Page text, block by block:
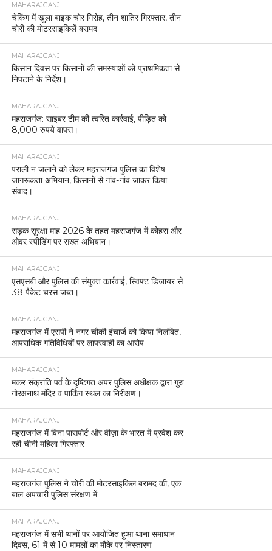
MAHARAJGANJ
चेकिंग में खुला बाइक चोर गिरोह, तीन शातिर गिरफ्तार, तीन
चोरी की मोटरसाइकिलें बरामद
MAHARAJGANJ
किसान दिवस पर किसानों की समस्याओं को प्राथमिकता से
निपटाने के निर्देश।
MAHARAJGANJ
महराजगंज: साइबर टीम की त्वरित कार्रवाई, पीड़ित को
8,000 रुपये वापस।
MAHARAJGANJ
पराली न जलाने को लेकर महराजगंज पुलिस का विशेष
जागरूकता अभियान, किसानों से गांव-गांव जाकर किया
संवाद।
MAHARAJGANJ
सड़क सुरक्षा माह 2026 के तहत महराजगंज में कोहरा और
ओवर स्पीडिंग पर सख्त अभियान।
MAHARAJGANJ
एसएसबी और पुलिस की संयुक्त कार्रवाई, स्विफ्ट डिजायर से
38 पैकेट चरस जब्त।
MAHARAJGANJ
महराजगंज में एसपी ने नगर चौकी इंचार्ज को किया निलंबित,
आपराधिक गतिविधियों पर लापरवाही का आरोप
MAHARAJGANJ
मकर संक्रांति पर्व के दृष्टिगत अपर पुलिस अधीक्षक द्वारा गुरु
गोरक्षनाथ मंदिर व पार्किंग स्थल का निरीक्षण।
MAHARAJGANJ
महराजगंज में बिना पासपोर्ट और वीज़ा के भारत में प्रवेश कर
रही चीनी महिला गिरफ्तार
MAHARAJGANJ
महराजगंज पुलिस ने चोरी की मोटरसाइकिल बरामद की, एक
बाल अपचारी पुलिस संरक्षण में
MAHARAJGANJ
महराजगंज में सभी थानों पर आयोजित हुआ थाना समाधान
दिवस, 61 में से 10 मामलों का मौके पर निस्तारण